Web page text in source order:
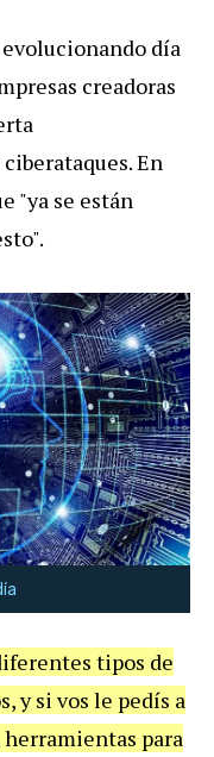
día
creadoras
En
"ya se están
tipos de
y si vos le pedís a
para